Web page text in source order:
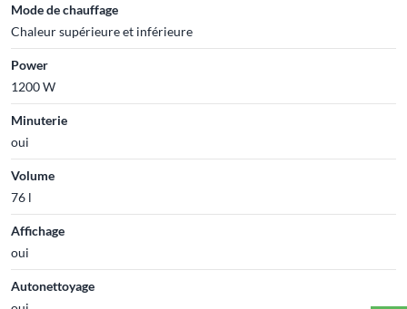
Mode de chauffage
Chaleur supérieure et inférieure
Power
1200 W
Minuterie
oui
Volume
76 l
Affichage
oui
Autonettoyage